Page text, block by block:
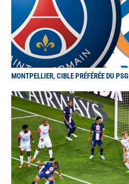
MONTPELLIER, CIBLE PRÉFÉRÉE DU PSG